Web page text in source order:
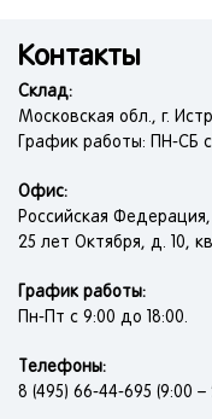
Контакты
Склад:
Московская обл., г.
График работы: ПН-СБ с
Офис:
Российская Федерация,
25 лет Октября, д. 10,
График работы:
Пн-Пт с 9:00 до 18:00.
Телефоны:
8 (495) 66-44-695 (9:00 –